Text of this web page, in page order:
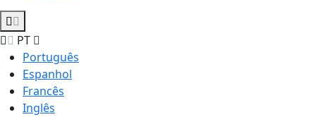
PT
Português
Espanhol
Francês
Inglês